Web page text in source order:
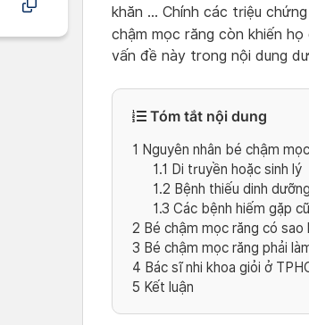
khăn … Chính các triệu
chậm mọc răng còn khiến
vấn đề này trong nội dung
Tóm tắt nội dung
1 Nguyên nhân bé chậm
1.1 Di truyền hoặc sinh lý
1.2 Bệnh thiếu dinh
1.3 Các bệnh hiếm gặp
2 Bé chậm mọc răng có sao
3 Bé chậm mọc răng phải
4 Bác sĩ nhi khoa giỏi ở
5 Kết luận